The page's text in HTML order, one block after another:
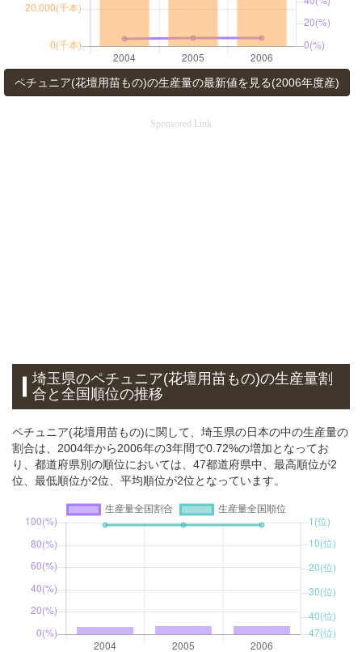
ペチュニア(花壇用苗もの)の生産量の最新値を見る(2006年度産)
Sponsored Link
埼玉県のペチュニア(花壇用苗もの)の生産量割
合と全国順位の推移
ペチュニア(花壇用苗もの)に関して、埼玉県の日本の中の生産量の
割合は、2004年から2006年の3年間で0.72%の増加となってお
り、都道府県別の順位においては、47都道府県中、最高順位が2
位、最低順位が2位、平均順位が2位となっています。